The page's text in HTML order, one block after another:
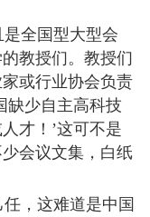
全国型大型会
教授们。教授们
或行业协会负责
缺少自主高科技
才！’这可不是
会议文集，白纸
，这难道是中国